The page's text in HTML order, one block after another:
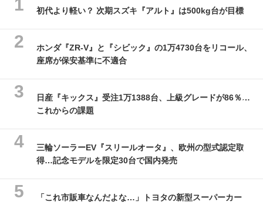
初代より軽い？ 次期スズキ『アルト』は500kg台が目標
ホンダ『ZR-V』と『シビック』の1万4730台をリコール、
座席が保安基準に不適合
日産『キックス』受注1万1388台、上級グレードが86％…
これからの課題
三輪ソーラーEV『スリールオータ』、欧州の型式認定取
得…記念モデルを限定30台で国内発売
「これ市販車なんだよな…」トヨタの新型スーパーカー